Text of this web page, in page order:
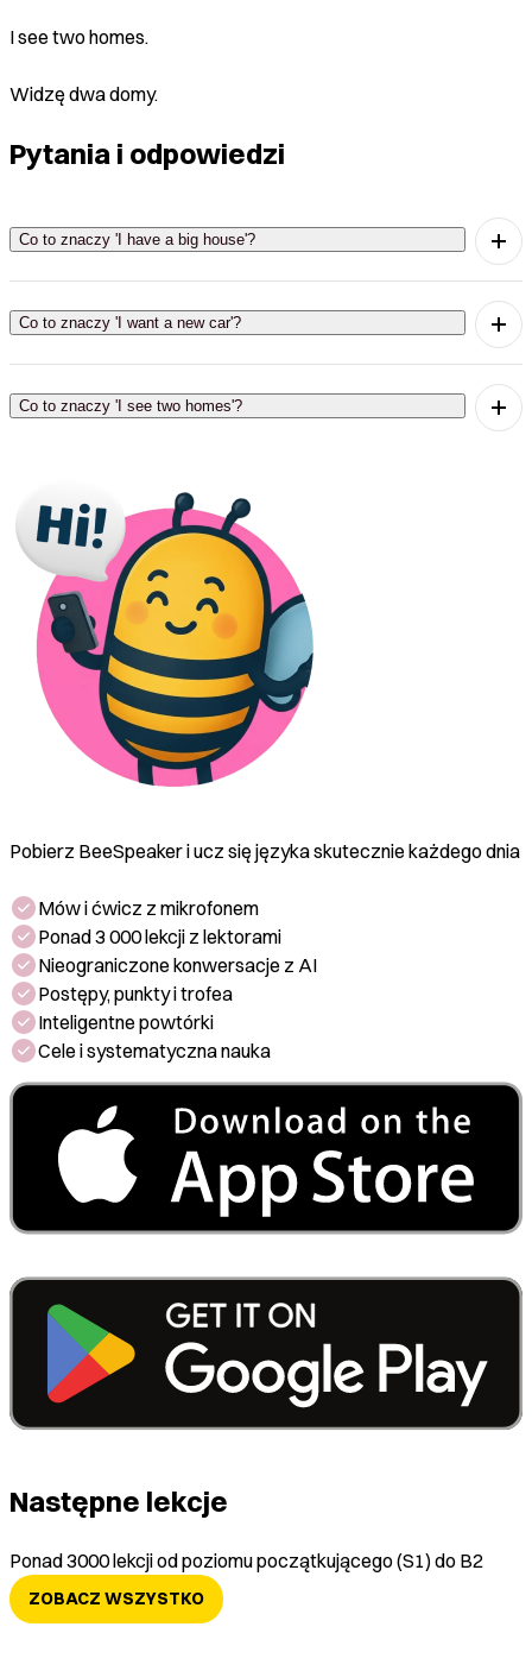
I see two homes.
Widzę dwa domy.
Pytania i odpowiedzi
Co to znaczy 'I have a big house'?
'I have a big house' znaczy 'Mam duży dom'.
Co to znaczy 'I want a new car'?
'I want a new car' znaczy 'Chcę nowy samochód'.
Co to znaczy 'I see two homes'?
Pobierz BeeSpeaker i ucz się języka skutecznie każdego dnia
Mów i ćwicz z mikrofonem
Ponad 3 000 lekcji z lektorami
Nieograniczone konwersacje z AI
Postępy, punkty i trofea
Inteligentne powtórki
Cele i systematyczna nauka
Następne lekcje
Ponad 3000 lekcji od poziomu początkującego (S1) do B2
ZOBACZ WSZYSTKO